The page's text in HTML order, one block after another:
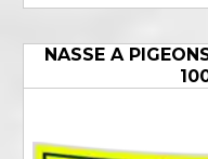
NASSE A